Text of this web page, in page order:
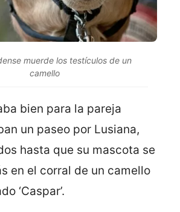
muerde los testículos de un
camello
bien para la pareja
un paseo por Lusiana,
hasta que su mascota se
en el corral de un camello
‘Caspar’.